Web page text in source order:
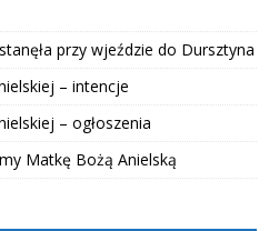
przy wjeździe do Dursztyna
– intencje
– ogłoszenia
Matkę Bożą Anielską